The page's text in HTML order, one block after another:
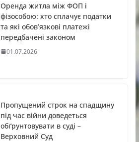
Оренда житла між ФОП і
фізособою: хто сплачує податки
та які обов’язкові платежі
передбачені законом
01.07.2026
Пропущений строк на спадщину
під час війни доведеться
обґрунтовувати в суді –
Верховний Суд